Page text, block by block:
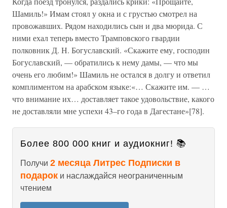
Шамиль!» Имам стоял у окна и с грустью смотрел на
провожавших. Рядом находились сын и два мюрида. С
ними ехал теперь вместо Трамповского гвардии
полковник Д. Н. Богуславский. «Скажите ему, господин
Богуславский, — обратились к нему дамы, — что мы
очень его любим!» Шамиль не остался в долгу и ответил
комплиментом на арабском языке:«… Скажите им. — …
что внимание их… доставляет такое удовольствие, какого
не доставляли мне успехи 43–го года в Дагестане»[78].
Более 800 000 книг и аудиокниг! 📚
Получи 2 месяца Литрес Подписки в
подарок и наслаждайся неограниченным
чтением